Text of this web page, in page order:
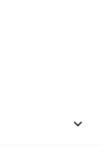
keyboard_arrow_down